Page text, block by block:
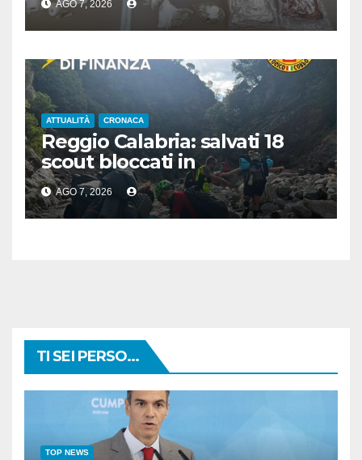
AGO 7, 2026
ATTUALITÀ CRONACA
Reggio Calabria: salvati 18
scout bloccati in
Aspromonte, 2 recuperati in
elicottero
AGO 7, 2026
TI SEI PERSO...
TOP NEWS